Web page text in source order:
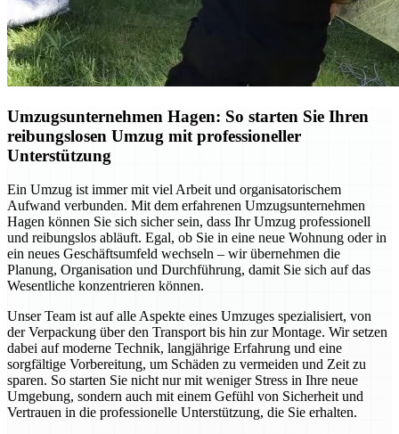
Umzugsunternehmen Hagen: So starten Sie Ihren
reibungslosen Umzug mit professioneller
Unterstützung
Ein Umzug ist immer mit viel Arbeit und organisatorischem
Aufwand verbunden. Mit dem erfahrenen Umzugsunternehmen
Hagen können Sie sich sicher sein, dass Ihr Umzug professionell
und reibungslos abläuft. Egal, ob Sie in eine neue Wohnung oder in
ein neues Geschäftsumfeld wechseln – wir übernehmen die
Planung, Organisation und Durchführung, damit Sie sich auf das
Wesentliche konzentrieren können.
Unser Team ist auf alle Aspekte eines Umzuges spezialisiert, von
der Verpackung über den Transport bis hin zur Montage. Wir setzen
dabei auf moderne Technik, langjährige Erfahrung und eine
sorgfältige Vorbereitung, um Schäden zu vermeiden und Zeit zu
sparen. So starten Sie nicht nur mit weniger Stress in Ihre neue
Umgebung, sondern auch mit einem Gefühl von Sicherheit und
Vertrauen in die professionelle Unterstützung, die Sie erhalten.